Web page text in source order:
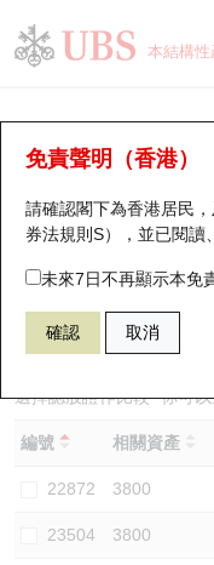
本結構性
免責聲明（香港）
請確認閣下為香港居民
券法規則S），並已閱讀
未來7日不再顯示本免
確認 取消
認股證分析儀
表現 街貨統計 比較
23772 瑞銀認
選擇認股證作比較*你可
編號 相關資產
22872 3800
23504 3800
瑞銀認股證一覽
新發行瑞銀認股證
即將到期認股證
認股證到期結算價查詢
認股證分析儀
認股證速算機
街貨統計
比較
牛熊全景快搜
牛熊證搜尋
牛熊證街貨分佈圖
正股牛熊證列表
新發行瑞銀牛熊證
已收回牛熊證剩餘價值
街貨統計
比較
十大升幅/跌幅
十大認股證成交分佈
十天股證佔大市成交
資金流
街貨統計
三十大平均引伸波幅
正股分析儀
二十大活躍股份
恒指成份股
國指成份股
科指成份股
相關資產沽空
持股比重
顯示所有持股比重
每月輪證大市專題
輪證專欄
講座及教育短片
認股證投資者教育
牛熊證投資者教育
認股證牛熊證常問問題